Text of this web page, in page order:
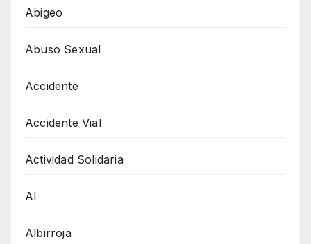
Abigeo
Abuso Sexual
Accidente
Accidente Vial
Actividad Solidaria
AI
Albirroja